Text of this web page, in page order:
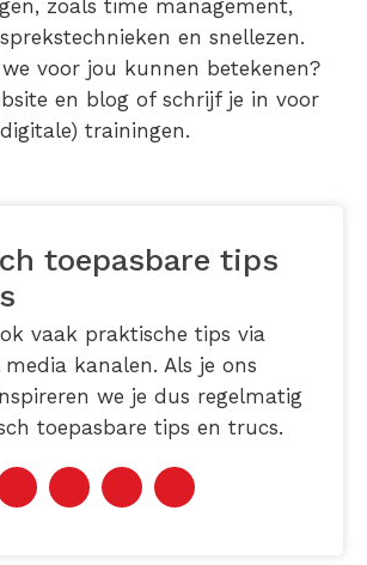
zoals time management,
en snellezen.
voor jou kunnen betekenen?
en blog of schrijf je in voor
trainingen.
toepasbare tips
vaak praktische tips via
media kanalen. Als je ons
we je dus regelmatig
toepasbare tips en trucs.